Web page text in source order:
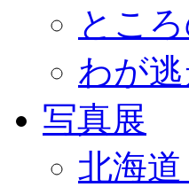
とこ
わが
写真展
北海